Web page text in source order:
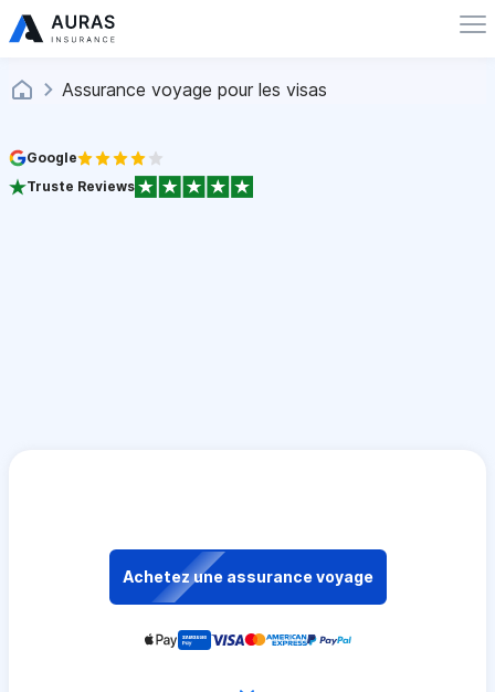
Assurance voyage pour les visas
Google
Truste Reviews
Achetez une assurance voyage